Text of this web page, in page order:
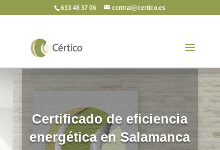
633 48 37 06 central@certico.es
Certificado de eficiencia
energética en Salamanca